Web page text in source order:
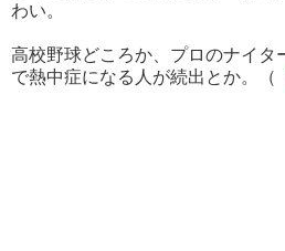
わい。
高校野球どころか、プロのナイタ
で熱中症になる人が続出とか。（